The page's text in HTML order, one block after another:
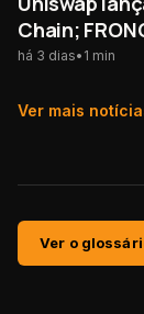
Chain;
há 3 dias• 1 min
Ver mais
Ver o